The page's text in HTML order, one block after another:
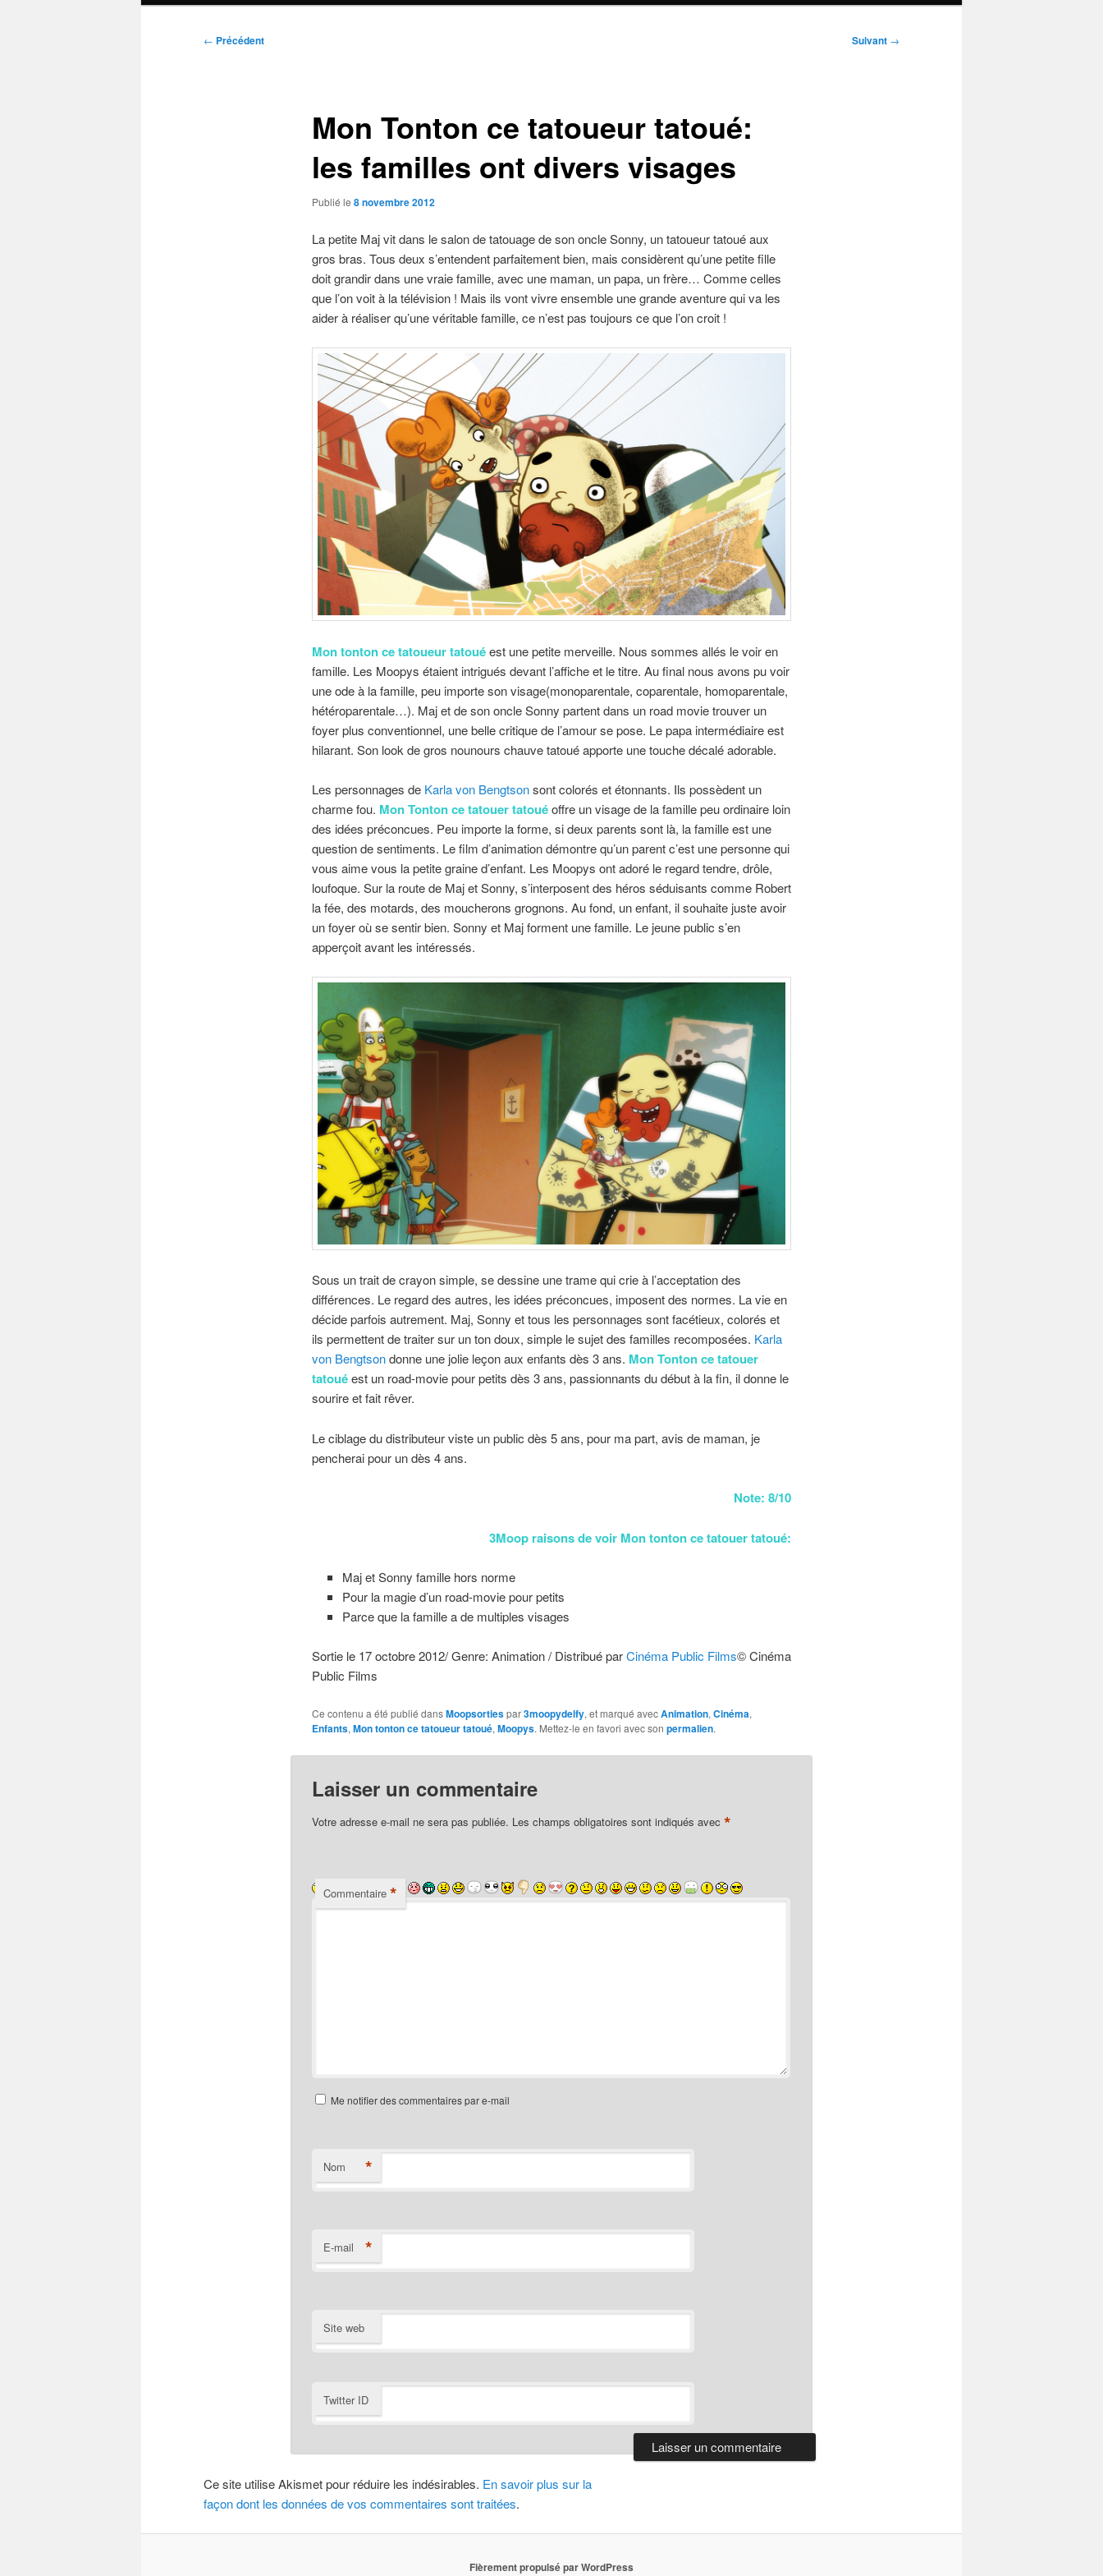
Navigation
← Précédent Suivant →
Mon Tonton ce tatoueur tatoué:
les familles ont divers visages
Publié le 8 novembre 2012
La petite Maj vit dans le salon de tatouage de son oncle Sonny, un tatoueur tatoué aux
gros bras. Tous deux s’entendent parfaitement bien, mais considèrent qu’une petite fille
doit grandir dans une vraie famille, avec une maman, un papa, un frère… Comme celles
que l’on voit à la télévision ! Mais ils vont vivre ensemble une grande aventure qui va les
aider à réaliser qu’une véritable famille, ce n’est pas toujours ce que l’on croit !
Mon tonton ce tatoueur tatouéest une petite merveille. Nous sommes allés le voir en
famille. Les Moopys étaient intrigués devant l’affiche et le titre. Au final nous avons pu voir
une ode à la famille, peu importe son visage(monoparentale, coparentale, homoparentale,
hétéroparentale…). Maj et de son oncle Sonny partent dans un road movie trouver un
foyer plus conventionnel, une belle critique de l’amour se pose. Le papa intermédiaire est
hilarant. Son look de gros nounours chauve tatoué apporte une touche décalé adorable.
Les personnages de Karla von Bengtsonsont colorés et étonnants. Ils possèdent un
charme fou. Mon Tonton ce tatouer tatouéoffre un visage de la famille peu ordinaire loin
des idées préconcues. Peu importe la forme, si deux parents sont là, la famille est une
question de sentiments. Le film d’animation démontre qu’un parent c’est une personne qui
vous aime vous la petite graine d’enfant. Les Moopys ont adoré le regard tendre, drôle,
loufoque. Sur la route de Maj et Sonny, s’interposent des héros séduisants comme Robert
la fée, des motards, des moucherons grognons. Au fond, un enfant, il souhaite juste avoir
un foyer où se sentir bien. Sonny et Maj forment une famille. Le jeune public s’en
apperçoit avant les intéressés.
Sous un trait de crayon simple, se dessine une trame qui crie à l’acceptation des
différences. Le regard des autres, les idées préconcues, imposent des normes. La vie en
décide parfois autrement. Maj, Sonny et tous les personnages sont facétieux, colorés et
ils permettent de traiter sur un ton doux, simple le sujet des familles recomposées. Karla
von Bengtsondonne une jolie leçon aux enfants dès 3 ans. Mon Tonton ce tatouer
tatouéest un road-movie pour petits dès 3 ans, passionnants du début à la fin, il donne le
sourire et fait rêver.
Le ciblage du distributeur viste un public dès 5 ans, pour ma part, avis de maman, je
pencherai pour un dès 4 ans.
Note: 8/10
3Moop raisons de voir Mon tonton ce tatouer tatoué:
Maj et Sonny famille hors norme
Pour la magie d’un road-movie pour petits
Parce que la famille a de multiples visages
Sortie le 17 octobre 2012/ Genre: Animation / Distribué parCinéma Public Films© Cinéma
Public Films
Ce contenu a été publié dansMoopsortiespar3moopydelfy, et marqué avecAnimation, Cinéma,
Enfants, Mon tonton ce tatoueur tatoué, Moopys. Mettez-le en favori avec son permalien.
Laisser un commentaire
Votre adresse e-mail ne sera pas publiée. Les champs obligatoires sont indiqués avec *
Commentaire *
Me notifier des commentaires par e-mail
Nom *
E-mail *
Site web
Twitter ID
Ce site utilise Akismet pour réduire les indésirables. En savoir plus sur la
façon dont les données de vos commentaires sont traitées.
Fièrement propulsé par WordPress